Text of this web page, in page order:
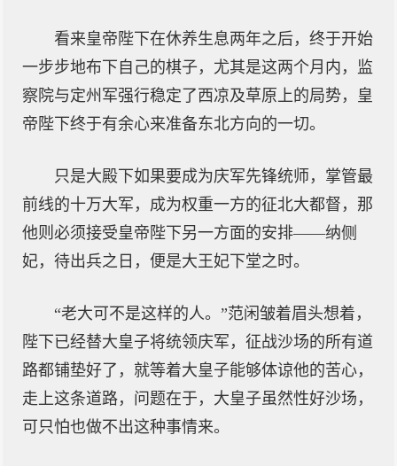
看来皇帝陛下在休养生息两年之后，终于开始
一步步地布下自己的棋子，尤其是这两个月内，监
察院与定州军强行稳定了西凉及草原上的局势，皇
帝陛下终于有余心来准备东北方向的一切。
只是大殿下如果要成为庆军先锋统师，掌管最
前线的十万大军，成为权重一方的征北大都督，那
他则必须接受皇帝陛下另一方面的安排——纳侧
妃，待出兵之日，便是大王妃下堂之时。
“老大可不是这样的人。”范闲皱着眉头想着，
陛下已经替大皇子将统领庆军，征战沙场的所有道
路都铺垫好了，就等着大皇子能够体谅他的苦心，
走上这条道路，问题在于，大皇子虽然性好沙场，
可只怕也做不出这种事情来。